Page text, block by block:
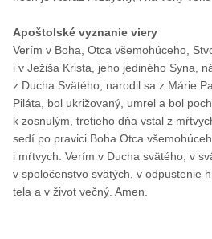
Apoštolské vyznanie viery
Verím v Boha, Otca všemohúceho,
i v Ježiša Krista, jeho jediného Syna,
z Ducha Svätého, narodil sa z Márie
Piláta, bol ukrižovaný, umrel a bol
k zosnulým, tretieho dňa vstal z
sedí po pravici Boha Otca
i mŕtvych. Verím v Ducha svätého, v
v spoločenstvo svätých, v odpustenie
tela a v život večný. Amen.